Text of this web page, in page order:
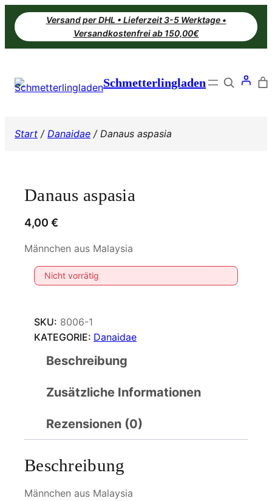
Zum
Inhalt
springen
Versand per DHL • Lieferzeit 3-5 Werktage •
Versandkostenfrei ab 150,00€
Schmetterlingladen Search
Start / Danaidae / Danaus aspasia
Danaus aspasia
4,00 €
Männchen aus Malaysia
Nicht vorrätig
SKU: 8006-1
KATEGORIE: Danaidae
Beschreibung
Zusätzliche Informationen
Rezensionen (0)
Beschreibung
Männchen aus Malaysia